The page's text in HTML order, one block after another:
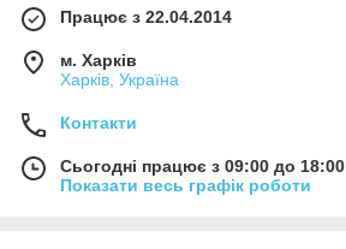
Працює з 22.04.2014
м. Харків
Харків, Україна
Контакти
Сьогодні працює з 09:00 до 18:00
Показати весь графік роботи